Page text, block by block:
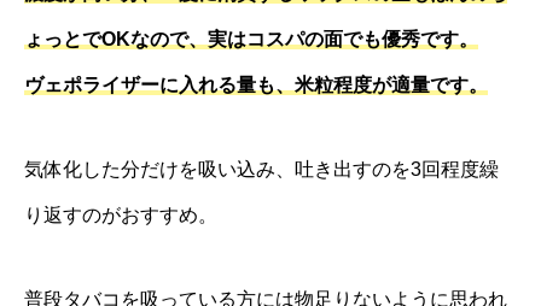
ょっとでOKなので、実はコスパの面でも優秀です。
ヴェポライザーに入れる量も、米粒程度が適量です。
気体化した分だけを吸い込み、吐き出すのを3回程度繰
り返すのがおすすめ。
普段タバコを吸っている方には物足りないように思われ